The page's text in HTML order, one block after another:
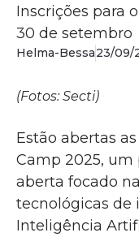
Inscrições para
30 de setembro
Helma-Bessa23/09/
(Fotos: Secti)
Estão abertas
Camp 2025, um
aberta focado
tecnológicas
Inteligência